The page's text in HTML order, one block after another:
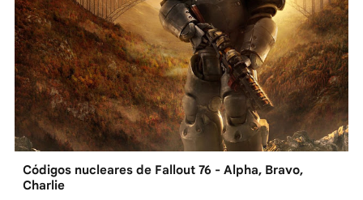
Códigos nucleares de Fallout 76 - Alpha, Bravo,
Charlie